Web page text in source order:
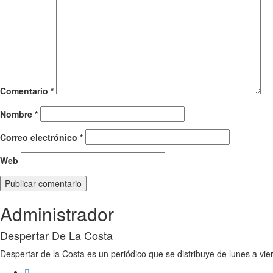
Comentario *
Nombre *
Correo electrónico *
Web
Administrador
Despertar De La Costa
Despertar de la Costa es un periódico que se distribuye de lunes a